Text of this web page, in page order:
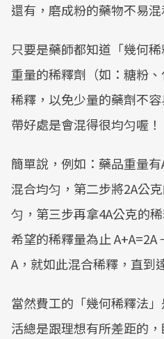
還有，磨成粉的藥物不易混
只要是藥師都知道「幾何
重量的稀釋劑（如：糖粉
稀釋，以免少量的藥劑不
帶好處是會混得很均匀喔！
簡單說，例如：藥品重量
混合均匀，第二步將2A公
匀，第三步再拿4A公克的
希望的稀釋量為止
A，就如此混合稀釋，直到
當然費工的「幾何稀釋法
活總是跟理想有所差距的